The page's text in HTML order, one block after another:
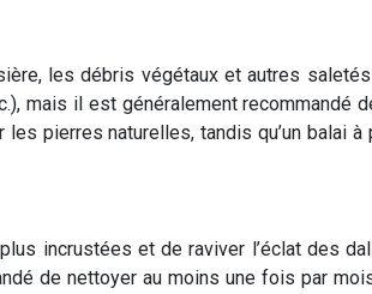
les débris végétaux et autres saletés
mais il est généralement recommandé
pierres naturelles, tandis qu’un balai
incrustées et de raviver l’éclat des
de nettoyer au moins une fois par